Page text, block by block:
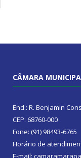
CÂMARA
End.: R. Benjamin
CEP: 68760-000
Fone: (91) 98493-6765
Horário de
E-mail: